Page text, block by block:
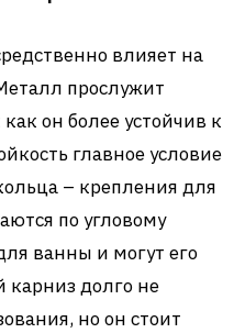
влияет на
прослужит
он более устойчив к
главное условие
– крепления для
по угловому
ванны и могут его
карниз долго не
но он стоит